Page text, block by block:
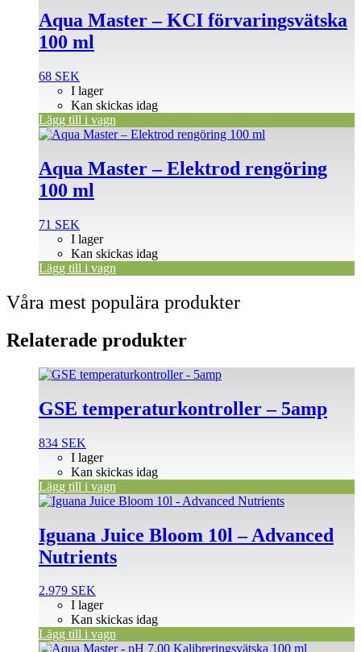
Aqua Master – KCI förvaringsvätska
100 ml
68 SEK
I lager
Kan skickas idag
Lägg till i vagn
Aqua Master – Elektrod rengöring
100 ml
71 SEK
I lager
Kan skickas idag
Lägg till i vagn
Våra mest populära produkter
Relaterade produkter
GSE temperaturkontroller – 5amp
834 SEK
I lager
Kan skickas idag
Lägg till i vagn
Iguana Juice Bloom 10l – Advanced
Nutrients
2.979 SEK
I lager
Kan skickas idag
Lägg till i vagn